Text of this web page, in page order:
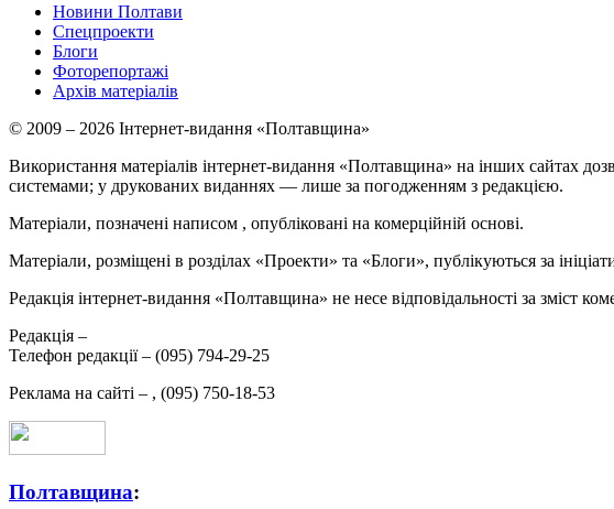
Новини Полтави
Спецпроекти
Блоги
Фоторепортажі
Архів матеріалів
© 2009 – 2026 Інтернет-видання «Полтавщина»
Використання матеріалів інтернет-видання «Полтавщина» на інших сайтах
системами; у друкованих виданнях — лише за погодженням з редакцією.
Матеріали, позначені написом , опубліковані на комерційній основі.
Матеріали, розміщені в розділах «Проекти» та «Блоги», публікуються за
Редакція інтернет-видання «Полтавщина» не несе відповідальності за зміст
Редакція –
Телефон редакції – (095) 794-29-25
Реклама на сайті – , (095) 750-18-53
Полтавщина: